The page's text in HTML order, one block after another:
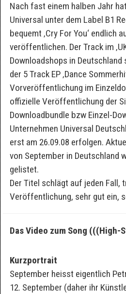
Nach fast einem halben Jahr
Universal unter dem Label B1
bequemt ‚Cry For You‘ endlich
veröffentlichen. Der Track im
Downloadshops in Deutschland
der 5 Track EP ‚Dance
Vorveröffentlichung im
offizielle Veröffentlichung der
Downloadbundle bzw Einzel-
Unternehmen Universal
erst am 26.09.08 erfolgen.
von September in Deutschland
gelistet.
Der Titel schlägt auf jeden Fall,
Veröffentlichung, sehr gut ein,
Das Video zum Song (((High-
Kurzportrait
September heisst eigentlich
12. September (daher ihr